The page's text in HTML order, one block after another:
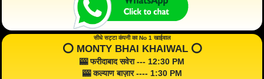
सीधे सट्टा कंपनी का No 1 खाईवाल
⭕️ MONTY BHAI KHAIWAL ⭕️
🎰 फरीदाबाद सवेरा --- 12:30 PM
🎰 कल्याण बाज़ार ---- 1:30 PM